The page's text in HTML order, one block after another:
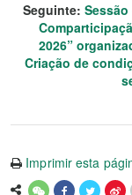
Seguinte:
2026”
Criação de
Imprimir esta